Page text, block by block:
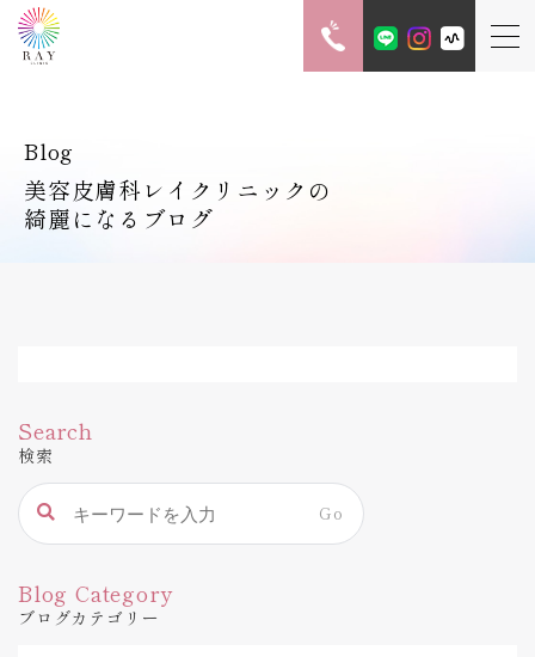
Blog
美容皮膚科レイクリニックの
綺麗になるブログ
Search
検索
Go
Blog Category
ブログカテゴリー